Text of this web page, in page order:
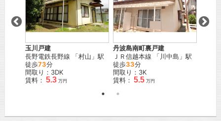
玉川戸建
長野電鉄長野線 「村山 」駅
徒歩73分
間取り：3DK
賃料： 5.3 万円
丹波島南町裏戸建
ＪＲ信越本線 「川中島 」駅
徒歩33分
間取り：3K
賃料： 5.5 万円